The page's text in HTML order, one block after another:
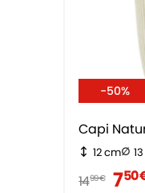
-50%
Capi
12 cm
1499 € 750